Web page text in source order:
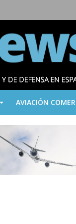
AVIACIÓN